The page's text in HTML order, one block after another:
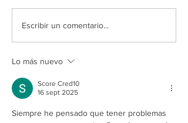
Escribir un comentario...
Lo más nuevo
Score Cred10
16 sept 2025
Siempre he pensado que tener problemas